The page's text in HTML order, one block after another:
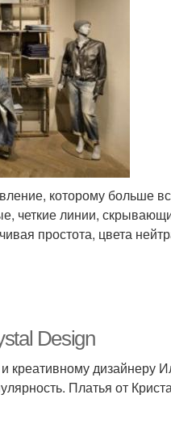
которому больше
четкие линии,
простота, цвета
Design
креативному дизайнеру
Платья от